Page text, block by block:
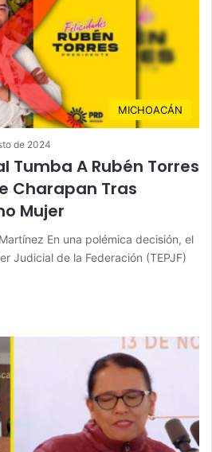
MICHOACÁN
de 2024
Tumba A Rubén Torres
Charapan Tras
Mujer
En una polémica decisión, el
Judicial de la Federación (TEPJF)